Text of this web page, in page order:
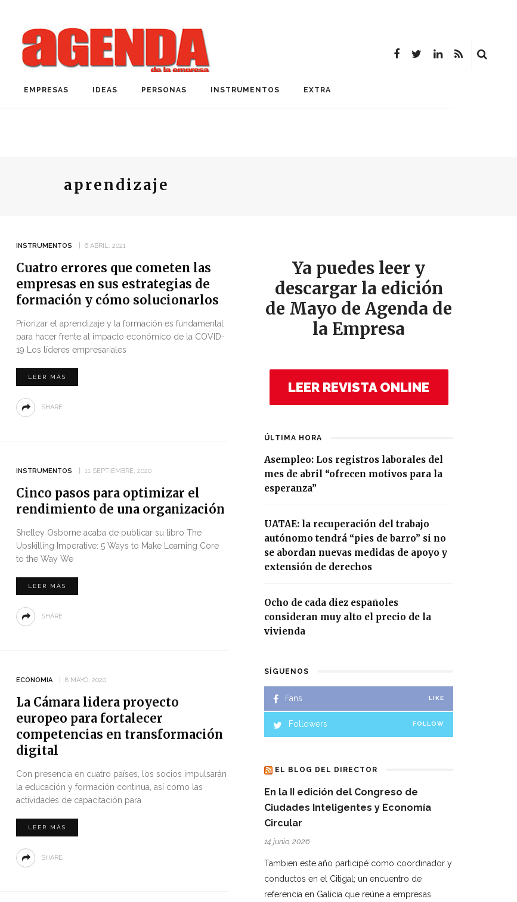
EMPRESAS IDEAS PERSONAS INSTRUMENTOS EXTRA
aprendizaje
INSTRUMENTOS 6 ABRIL, 2021
Cuatro errores que cometen las
empresas en sus estrategias de
formación y cómo solucionarlos
Priorizar el aprendizaje y la formación es fundamental
para hacer frente al impacto económico de la COVID-
19 Los líderes empresariales
LEER MÁS
SHARE
INSTRUMENTOS 11 SEPTIEMBRE, 2020
Cinco pasos para optimizar el
rendimiento de una organización
Shelley Osborne acaba de publicar su libro The
Upskilling Imperative: 5 Ways to Make Learning Core
to the Way We
LEER MÁS
SHARE
ECONOMIA 8 MAYO, 2020
La Cámara lidera proyecto
europeo para fortalecer
competencias en transformación
digital
Con presencia en cuatro países, los socios impulsarán
la educación y formación continua, así como las
actividades de capacitación para
LEER MÁS
SHARE
Ya puedes leer y
descargar la edición
de Mayo de Agenda de
la Empresa
LEER REVISTA ONLINE
ÚLTIMA HORA
Asempleo: Los registros laborales del
mes de abril “ofrecen motivos para la
esperanza”
UATAE: la recuperación del trabajo
autónomo tendrá “pies de barro” si no
se abordan nuevas medidas de apoyo y
extensión de derechos
Ocho de cada diez españoles
consideran muy alto el precio de la
vivienda
SÍGUENOS
Fans LIKE
Followers FOLLOW
EL BLOG DEL DIRECTOR
En la II edición del Congreso de
Ciudades Inteligentes y Economía
Circular
14 junio, 2026
Tambien este año participé como coordinador y
conductos en el Citigal; un encuentro de
referencia en Galicia que reúne a empresas